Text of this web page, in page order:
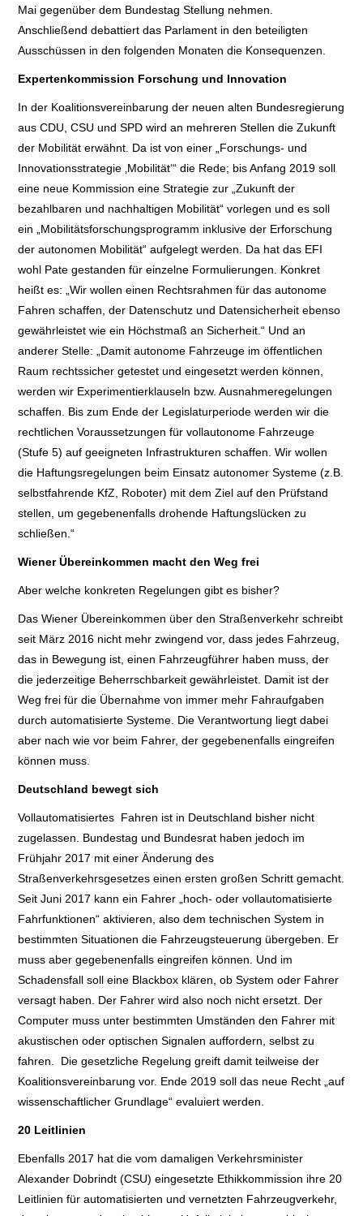
Mai gegenüber dem Bundestag Stellung nehmen.
Anschließend debattiert das Parlament in den beteiligten
Ausschüssen in den folgenden Monaten die Konsequenzen.
Expertenkommission Forschung und Innovation
In der Koalitionsvereinbarung der neuen alten Bundesregierung
aus CDU, CSU und SPD wird an mehreren Stellen die Zukunft
der Mobilität erwähnt. Da ist von einer „Forschungs- und
Innovationsstrategie ‚Mobilität‘“ die Rede; bis Anfang 2019 soll
eine neue Kommission eine Strategie zur „Zukunft der
bezahlbaren und nachhaltigen Mobilität“ vorlegen und es soll
ein „Mobilitätsforschungsprogramm inklusive der Erforschung
der autonomen Mobilität“ aufgelegt werden. Da hat das EFI
wohl Pate gestanden für einzelne Formulierungen. Konkret
heißt es: „Wir wollen einen Rechtsrahmen für das autonome
Fahren schaffen, der Datenschutz und Datensicherheit ebenso
gewährleistet wie ein Höchstmaß an Sicherheit.“ Und an
anderer Stelle: „Damit autonome Fahrzeuge im öffentlichen
Raum rechtssicher getestet und eingesetzt werden können,
werden wir Experimentierklauseln bzw. Ausnahmeregelungen
schaffen. Bis zum Ende der Legislaturperiode werden wir die
rechtlichen Voraussetzungen für vollautonome Fahrzeuge
(Stufe 5) auf geeigneten Infrastrukturen schaffen. Wir wollen
die Haftungsregelungen beim Einsatz autonomer Systeme (z.B.
selbstfahrende KfZ, Roboter) mit dem Ziel auf den Prüfstand
stellen, um gegebenenfalls drohende Haftungslücken zu
schließen.“
Wiener Übereinkommen macht den Weg frei
Aber welche konkreten Regelungen gibt es bisher?
Das Wiener Übereinkommen über den Straßenverkehr schreibt
seit März 2016 nicht mehr zwingend vor, dass jedes Fahrzeug,
das in Bewegung ist, einen Fahrzeugführer haben muss, der
die jederzeitige Beherrschbarkeit gewährleistet. Damit ist der
Weg frei für die Übernahme von immer mehr Fahraufgaben
durch automatisierte Systeme. Die Verantwortung liegt dabei
aber nach wie vor beim Fahrer, der gegebenenfalls eingreifen
können muss.
Deutschland bewegt sich
Vollautomatisiertes Fahren ist in Deutschland bisher nicht
zugelassen. Bundestag und Bundesrat haben jedoch im
Frühjahr 2017 mit einer Änderung des
Straßenverkehrsgesetzes einen ersten großen Schritt gemacht.
Seit Juni 2017 kann ein Fahrer „hoch- oder vollautomatisierte
Fahrfunktionen“ aktivieren, also dem technischen System in
bestimmten Situationen die Fahrzeugsteuerung übergeben. Er
muss aber gegebenenfalls eingreifen können. Und im
Schadensfall soll eine Blackbox klären, ob System oder Fahrer
versagt haben. Der Fahrer wird also noch nicht ersetzt. Der
Computer muss unter bestimmten Umständen den Fahrer mit
akustischen oder optischen Signalen auffordern, selbst zu
fahren. Die gesetzliche Regelung greift damit teilweise der
Koalitionsvereinbarung vor. Ende 2019 soll das neue Recht „auf
wissenschaftlicher Grundlage“ evaluiert werden.
20 Leitlinien
Ebenfalls 2017 hat die vom damaligen Verkehrsminister
Alexander Dobrindt (CSU) eingesetzte Ethikkommission ihre 20
Leitlinien für automatisierten und vernetzten Fahrzeugverkehr,